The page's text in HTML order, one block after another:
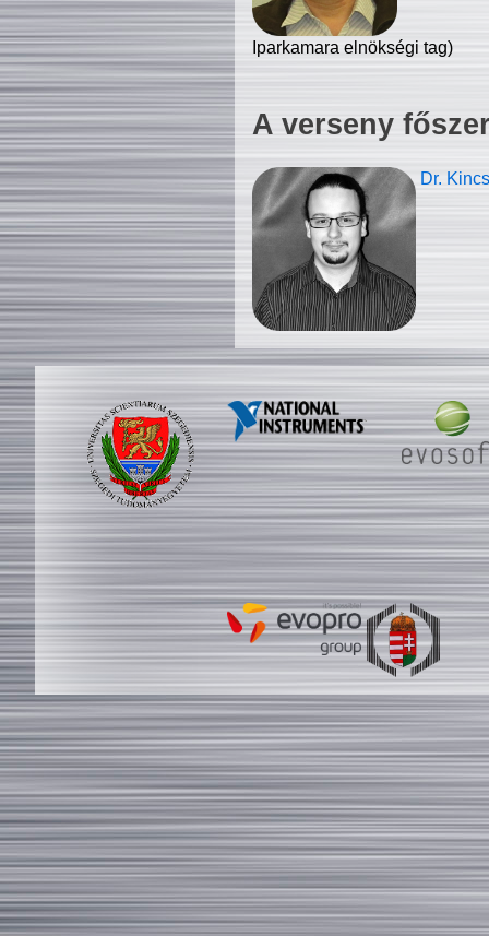
Iparkamara elnökségi tag)
A verseny
Dr.